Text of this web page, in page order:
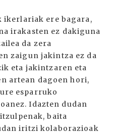
ikerlariak ere bagara,
irakasten ez dakiguna
da zera
zaigun jakintza ez da
eta jakintzaren eta
artean dagoen hori,
esparruko
Idazten dudan
baita
iritzi kolaborazioak